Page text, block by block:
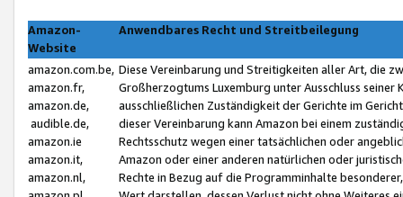
Amazon-
Website
Anwendbares Recht und Streitbeilegung
amazon.com.be,
amazon.fr,
amazon.de,
audible.de,
amazon.ie
amazon.it,
amazon.nl,
Diese Vereinbarung und Streitigkeiten aller Art, die
Großherzogtums Luxemburg unter Ausschluss
ausschließlichen Zuständigkeit der Gerichte im
dieser Vereinbarung kann Amazon bei einem
Rechtsschutz wegen einer tatsächlichen oder
Amazon oder einer anderen natürlichen oder
Rechte in Bezug auf die Programminhalte